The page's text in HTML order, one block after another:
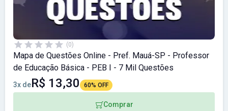
(0)
Mapa de Questões Online - Pref. Mauá-SP - Professor
de Educação Básica - PEB I - 7 Mil Questões
3x deR$ 13,30 60% OFF
Comprar